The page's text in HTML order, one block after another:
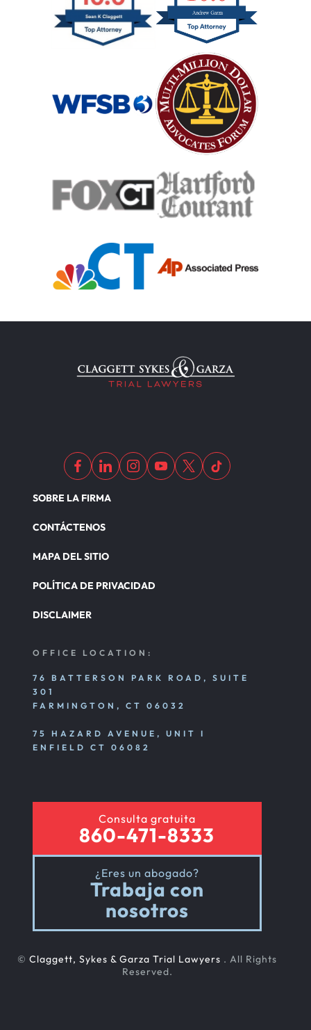
SOBRE LA FIRMA
CONTÁCTENOS
MAPA DEL SITIO
POLÍTICA DE PRIVACIDAD
DISCLAIMER
OFFICE LOCATION:
76 BATTERSON PARK ROAD, SUITE
301
FARMINGTON, CT 06032
75 HAZARD AVENUE, UNIT I
ENFIELD CT 06082
Consulta gratuita
860-471-8333
¿Eres un abogado?
Trabaja con
nosotros
© Claggett, Sykes & Garza Trial Lawyers . All Rights
Reserved.